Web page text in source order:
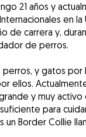
21 años y
en
de carrera y,
de perros.
y gatos
ellos.
y muy
para
Border Collie